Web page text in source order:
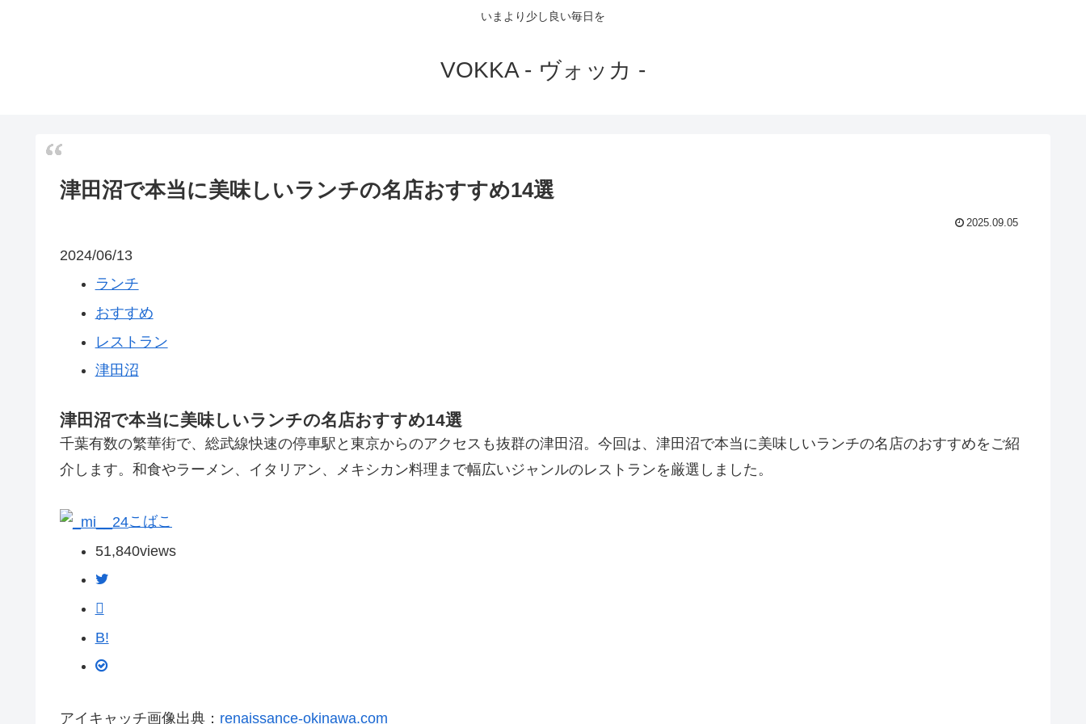
いまより少し良い毎日を
VOKKA - ヴォッカ -
津田沼で本当に美味しいランチの名店おすすめ14選
2025.09.05
2024/06/13
ランチ
おすすめ
レストラン
津田沼
津田沼で本当に美味しいランチの名店おすすめ14選
千葉有数の繁華街で、総武線快速の停車駅と東京からのアクセスも抜群の津田沼。今回は、津田沼で本当に美味しいランチの名店のおすすめをご紹
介します。和食やラーメン、イタリアン、メキシカン料理まで幅広いジャンルのレストランを厳選しました。
こばこ
51,840views
B!
アイキャッチ画像出典： renaissance-okinawa.com